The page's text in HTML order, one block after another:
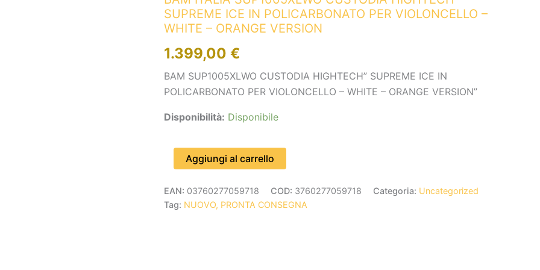
SUPREME ICE IN POLICARBONATO PER VIOLONCELLO –
WHITE – ORANGE VERSION
1.399,00 €
BAM SUP1005XLWO CUSTODIA HIGHTECH” SUPREME ICE IN
POLICARBONATO PER VIOLONCELLO – WHITE – ORANGE VERSION”
Disponibilità: Disponibile
IN
POLICARBONATO
PER
VIOLONCELLO
WHITE
-
ORANGE
quantità
Aggiungi al carrello
EAN: 03760277059718 COD: 3760277059718 Categoria: Uncategorized
Tag: NUOVO, PRONTA CONSEGNA